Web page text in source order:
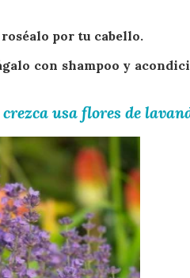
por tu cabello.
con shampoo y
usa flores de